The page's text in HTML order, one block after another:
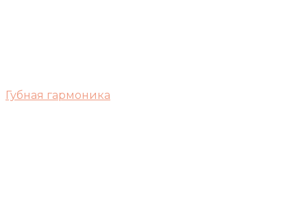
Губная гармоника